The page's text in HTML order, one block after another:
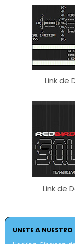
Link de
Link de
UNETE A